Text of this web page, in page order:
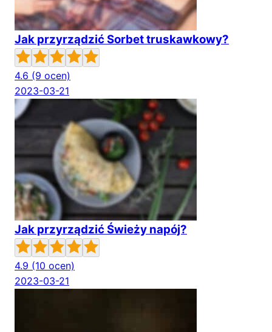
Jak przyrządzić Sorbet truskawkowy?
4.6 (9 ocen)
2023-03-21
Jak przyrządzić Świeży napój?
4.9 (10 ocen)
2023-03-21